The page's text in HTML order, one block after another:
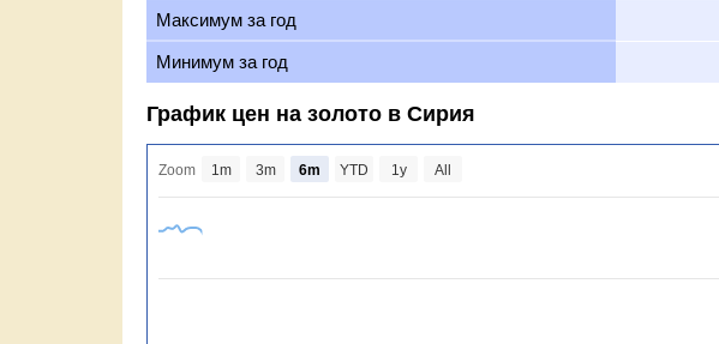
Максимум за год
Минимум за год
График цен на золото в Сирия
Zoom 1m 3m 6m YTD 1y All